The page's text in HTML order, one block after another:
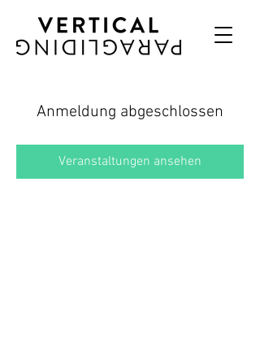
Anmeldung abgeschlossen
Veranstaltungen ansehen